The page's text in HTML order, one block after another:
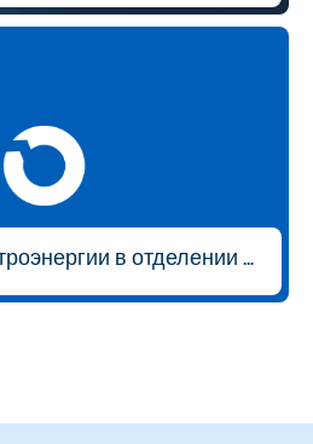
Отключение электроэнергии в отделении в Раквере 05.06.2026